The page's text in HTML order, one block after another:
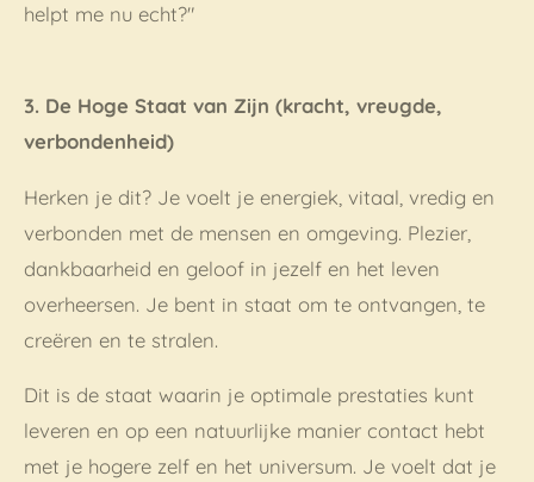
helpt me nu echt?"
3. De Hoge Staat van Zijn (kracht, vreugde,
verbondenheid)
Herken je dit? Je voelt je energiek, vitaal, vredig en
verbonden met de mensen en omgeving. Plezier,
dankbaarheid en geloof in jezelf en het leven
overheersen. Je bent in staat om te ontvangen, te
creëren en te stralen.
Dit is de staat waarin je optimale prestaties kunt
leveren en op een natuurlijke manier contact hebt
met je hogere zelf en het universum. Je voelt dat je